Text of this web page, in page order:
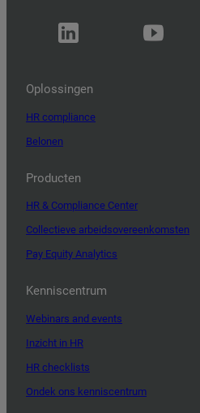
Oplossingen
HR compliance
Belonen
Producten
HR & Compliance Center
Collectieve arbeidsovereenkomsten
Pay Equity Analytics
Kenniscentrum
Webinars and events
Inzicht in HR
HR checklists
Ondek ons kenniscentrum